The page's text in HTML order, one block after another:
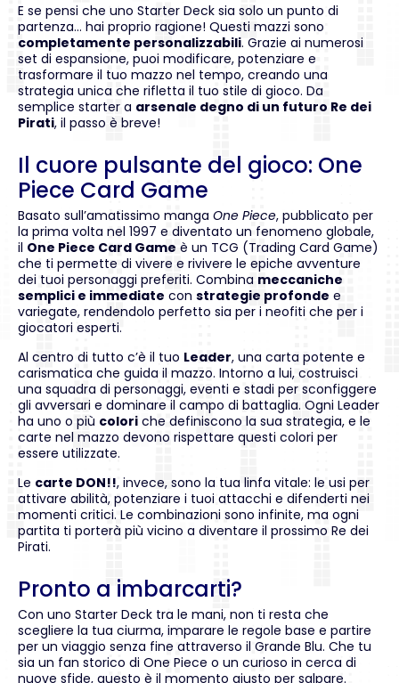
E se pensi che uno Starter Deck sia solo un punto di
partenza… hai proprio ragione! Questi mazzi sono
completamente personalizzabili. Grazie ai numerosi
set di espansione, puoi modificare, potenziare e
trasformare il tuo mazzo nel tempo, creando una
strategia unica che rifletta il tuo stile di gioco. Da
semplice starter a arsenale degno di un futuro Re dei
Pirati, il passo è breve!
Il cuore pulsante del gioco: One
Piece Card Game
Basato sull’amatissimo manga One Piece, pubblicato per
la prima volta nel 1997 e diventato un fenomeno globale,
il One Piece Card Game è un TCG (Trading Card Game)
che ti permette di vivere e rivivere le epiche avventure
dei tuoi personaggi preferiti. Combina meccaniche
semplici e immediate con strategie profonde e
variegate, rendendolo perfetto sia per i neofiti che per i
giocatori esperti.
Al centro di tutto c’è il tuo Leader, una carta potente e
carismatica che guida il mazzo. Intorno a lui, costruisci
una squadra di personaggi, eventi e stadi per sconfiggere
gli avversari e dominare il campo di battaglia. Ogni Leader
ha uno o più colori che definiscono la sua strategia, e le
carte nel mazzo devono rispettare questi colori per
essere utilizzate.
Le carte DON!!, invece, sono la tua linfa vitale: le usi per
attivare abilità, potenziare i tuoi attacchi e difenderti nei
momenti critici. Le combinazioni sono infinite, ma ogni
partita ti porterà più vicino a diventare il prossimo Re dei
Pirati.
Pronto a imbarcarti?
Con uno Starter Deck tra le mani, non ti resta che
scegliere la tua ciurma, imparare le regole base e partire
per un viaggio senza fine attraverso il Grande Blu. Che tu
sia un fan storico di One Piece o un curioso in cerca di
nuove sfide, questo è il momento giusto per salpare.